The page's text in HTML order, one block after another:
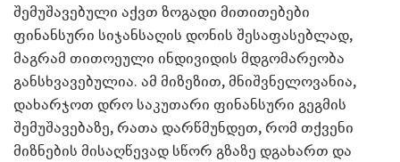
შემუშავებული აქვთ ზოგადი მითითებები
ფინანსური სიჯანსაღის დონის შესაფასებლად,
მაგრამ თითოეული ინდივიდის მდგომარეობა
განსხვავებულია. ამ მიზეზით, მნიშვნელოვანია,
დახარჯოთ დრო საკუთარი ფინანსური გეგმის
შემუშავებაზე, რათა დარწმუნდეთ, რომ თქვენი
მიზნების მისაღწევად სწორ გზაზე დგახართ და